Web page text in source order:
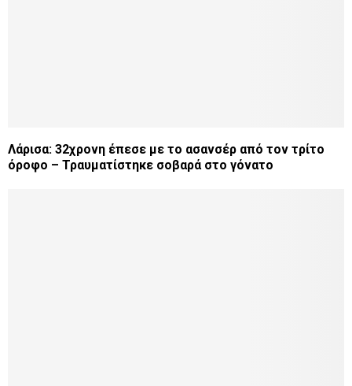
Λάρισα: 32χρονη έπεσε με το ασανσέρ από τον τρίτο
όροφο – Τραυματίστηκε σοβαρά στο γόνατο